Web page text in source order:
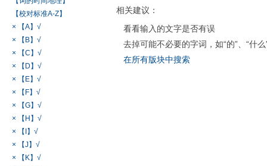
【校对标准A-Z】
× 【A】√
× 【B】√
× 【C】√
× 【D】√
× 【E】√
× 【F】√
× 【G】√
× 【H】√
× 【I】√
× 【J】√
× 【K】√
相关建议：
看看输入的文字是否有误
去掉可能不必要的字词，如“的”、“什么
在所有版块中搜索